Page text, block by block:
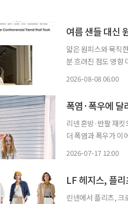
여름 샌들 대신
얇은 원피스와 묵직
분 흐려진 점도 영향 미국 뉴욕 한복판에서 한여름 패션 공식이 달라지고 있다. 얇은 원피스와
2026-08-08 06:00
폭염·폭우에
리넨 혼방·반팔 재
더 폭염과 폭우가 이어지면서 여성 오피스룩도 가벼워지고 있다. 단정한 디자인에 시원한 소
2026-07-17 12:00
LF 헤지스, 플
린넨에서 플리츠, 크